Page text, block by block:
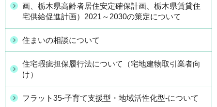
画、栃木県高齢者居住安定確保計画、栃木県賃貸住
宅供給促進計画）2021～2030の策定について
住まいの相談について
住宅瑕疵担保履行法について（宅地建物取引業者向
け）
フラット35-子育て支援型・地域活性化型-について